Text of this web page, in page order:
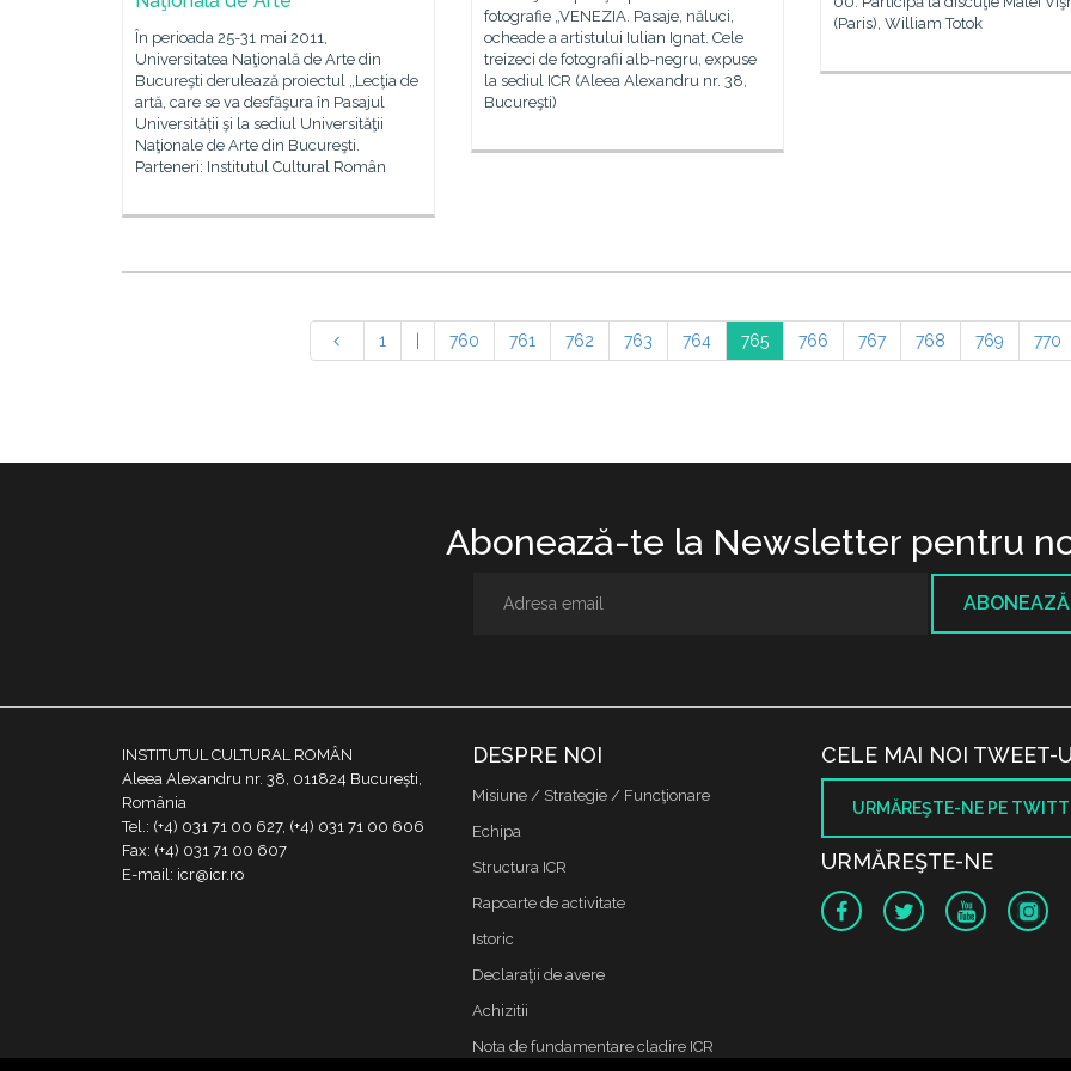
(Paris), William Totok
fotografie „VENEZIA. Pasaje, năluci,
ocheade a artistului Iulian Ignat. Cele
treizeci de fotografii alb-negru, expuse
la sediul ICR (Aleea Alexandru nr. 38,
Bucureşti)
În perioada 25-31 mai 2011,
Universitatea Naţională de Arte din
Bucureşti derulează proiectul „Lecţia de
artă, care se va desfăşura în Pasajul
Universității şi la sediul Universităţii
Naţionale de Arte din Bucureşti.
Parteneri: Institutul Cultural Român
1 760 761 762 763 764 765 766 767 768 769 770
Abonează-te la Newsletter pentru
INSTITUTUL CULTURAL ROMÂN
Aleea Alexandru nr. 38, 011824 București,
România
Tel.: (+4) 031 71 00 627, (+4) 031 71 00 606
Fax: (+4) 031 71 00 607
E-mail: icr@icr.ro
DESPRE NOI
Misiune / Strategie / Funcţionare
Echipa
Structura ICR
Rapoarte de activitate
Istoric
Declaraţii de avere
Achizitii
Nota de fundamentare cladire ICR
CELE MAI NOI TWEET-
URMĂREŞTE-NE PE
URMĂREŞTE-NE